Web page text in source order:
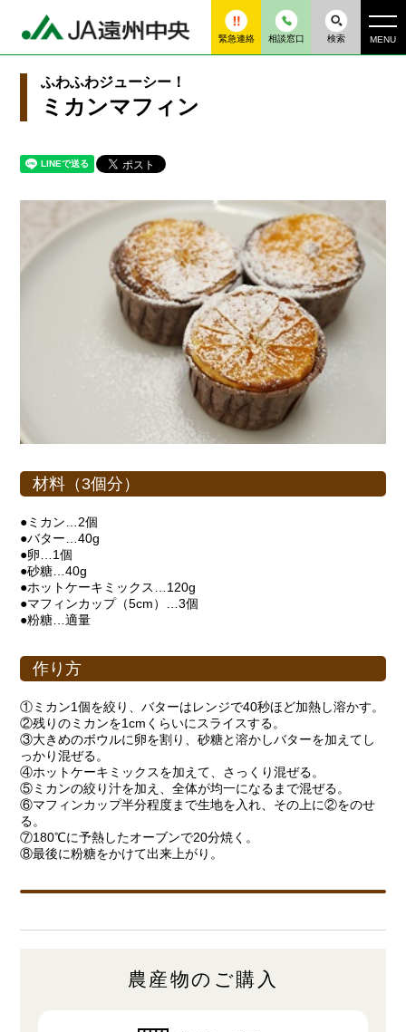
緊急連絡 相談窓口 検索 MENU
ふわふわジューシー！
ミカンマフィン
材料（3個分）
●ミカン…2個
●バター…40g
●卵…1個
●砂糖…40g
●ホットケーキミックス…120g
●マフィンカップ（5cm）…3個
●粉糖…適量
作り方
①ミカン1個を絞り、バターはレンジで40秒ほど加熱し溶かす。
②残りのミカンを1cmくらいにスライスする。
③大きめのボウルに卵を割り、砂糖と溶かしバターを加えてし
っかり混ぜる。
④ホットケーキミックスを加えて、さっくり混ぜる。
⑤ミカンの絞り汁を加え、全体が均一になるまで混ぜる。
⑥マフィンカップ半分程度まで生地を入れ、その上に②をのせ
る。
⑦180℃に予熱したオーブンで20分焼く。
⑧最後に粉糖をかけて出来上がり。
農産物のご購入